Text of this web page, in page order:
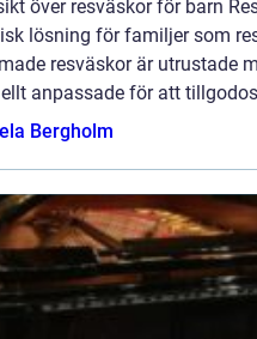
över resväskor för barn
lösning för familjer som
resväskor är utrustade
anpassade för att
Bergholm